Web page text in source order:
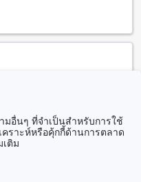
ติที่เป็นเอกลักษณ์ ร้าน
ระทับใจ นอกจากนี้ยังมี
Chiang Mai Horumon
ถสัมผัสรสชาติที่ยอดเยี่ยม
ร์ พลาซา ที่เป็นห้างสรรพ
รณ์คอมพิวเตอร์ที่หลาก
โลยีที่ทันสมัยและคุณภาพ
มอื่นๆ ที่จำเป็นสำหรับการใช้
คราะห์หรือคุ้กกี้ด้านการตลาด
เติม